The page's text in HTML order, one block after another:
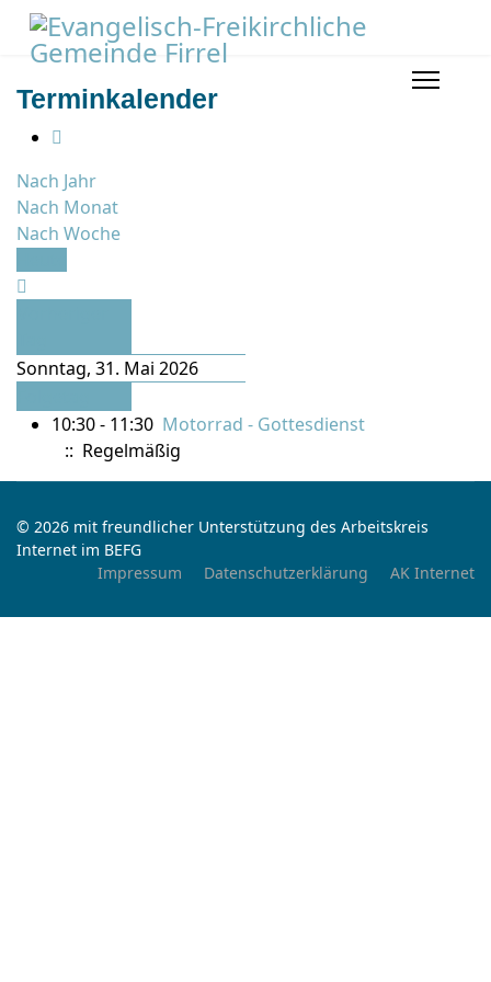
Terminkalender
Nach Jahr
Nach Monat
Nach Woche
Sonntag, 31. Mai 2026
10:30 - 11:30 Motorrad - Gottesdienst
:: Regelmäßig
© 2026 mit freundlicher Unterstützung des Arbeitskreis
Internet im BEFG
Impressum
Datenschutzerklärung AK Internet